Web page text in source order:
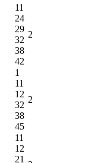
11
24
29
32
38
42
2
1
11
12
32
38
45
2
11
12
21